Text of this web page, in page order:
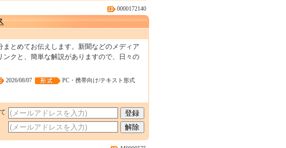
とめてお伝えします。新聞などのメディア
ンクと、簡単な解説がありますので、日々の
0000172140
2026/08/07
PC・携帯向け/テキスト形式